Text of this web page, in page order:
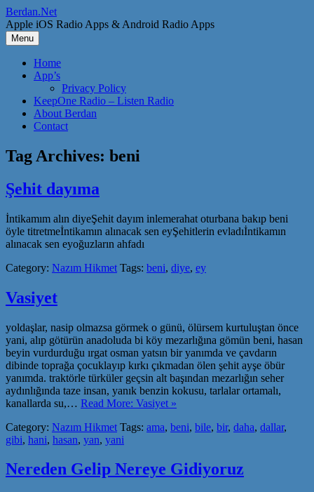
Skip
to
content
Berdan.Net
Apple iOS Radio Apps & Android Radio Apps
Menu
Home
App’s
Privacy Policy
KeepOne Radio – Listen Radio
About Berdan
Contact
Tag Archives: beni
Şehit dayıma
İntikamım alın diyeŞehit dayım inlemerahat oturbana bakıp beni
öyle titretmeİntikamın alınacak sen eyŞehitlerin evladıİntikamın
alınacak sen eyoğuzların ahfadı
Category: Nazım Hikmet Tags: beni, diye, ey
Vasiyet
yoldaşlar, nasip olmazsa görmek o günü, ölürsem kurtuluştan önce
yani, alıp götürün anadoluda bi köy mezarlığına gömün beni, hasan
beyin vurdurduğu ırgat osman yatsın bir yanımda ve çavdarın
dibinde toprağa çocuklayıp kırkı çıkmadan ölen şehit ayşe öbür
yanımda. traktörle türküler geçsin alt başından mezarlığın seher
aydınlığında taze insan, yanık benzin kokusu, tarlalar ortamalı,
kanallarda su,… Read More: Vasiyet »
Category: Nazım Hikmet Tags: ama, beni, bile, bir, daha, dallar,
gibi, hani, hasan, yan, yani
Nereden Gelip Nereye Gidiyoruz